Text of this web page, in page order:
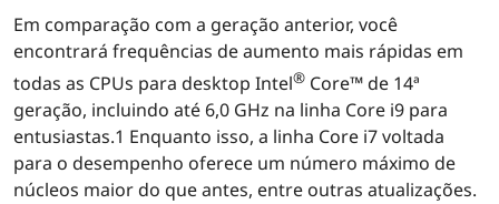
Em comparação com a geração anterior, você
encontrará frequências de aumento mais rápidas em
todas as CPUs para desktop Intel® Core™ de 14ª
geração, incluindo até 6,0 GHz na linha Core i9 para
entusiastas.1 Enquanto isso, a linha Core i7 voltada
para o desempenho oferece um número máximo de
núcleos maior do que antes, entre outras atualizações.